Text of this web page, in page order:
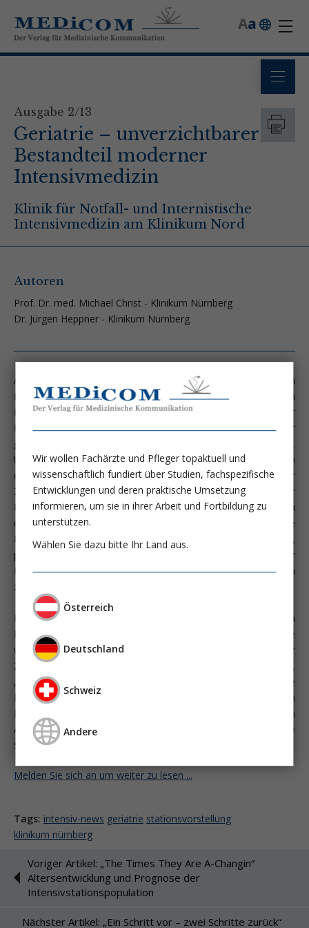
a
A
Ausgabe 2/13
Geriatrie – unverzichtbarer
Bestandteil moderner
Intensivmedizin
Klinik für Notfall- und Internistische
Intensivmedizin am Klinikum Nord
Autoren
Prof. Dr. med. Michael Christ - Klinikum Nürnberg
Dr. Jürgen Heppner - Klinikum Nürnberg
Als fester Bestandteil der Medizinischen Klinik 2 am Klinikum
Nürnberg war die Intensivstation mit 10 internistischen
Behandlungsplätzen lange Zeit wohl ein Unikat in der
Krankenhauslandschaft. Die Behandlungseinheit war der
geriatrischen Klinik und dem assoziierten Lehrstuhl zugeordnet.
Und damit waren nicht nur die Patienten speziell, sondern auch
ein wenig die Mitarbeiter, die schon sehr früh die Zeichen der
Zeit erkannten und sich auf die Versorgung geriatrischer
Patienten ausgerichtet haben. Bedingt durch den
demographischen Wandel war es nötig, auf die
Patientenbedürfnisse zu reagieren und die Notfallstrukturen,
präklinisch wie klinisch, in der Versorgung geriatrischer
Patienten zu unterstützen und so hat die Intensivstation
zunehmend einen geriatrischen Schwerpunkt entwickelt.
Neben den gängigen modernen intensivmedizinischen
Behandlungsverfahren wird auch geriatrische Expertise
vorgehalten. Viele Mitarbeiter der Station verfügen über
Zusatzweiterbildungen wie „Der alte Mensch im Krankenhaus“,
„Demenz im Krankenhaus“ oder andere geriatrietypische
Belange und setzen diese spezifischen Aspekte in der täglichen
Patientenversorgung um. „Die Arbeit mit alten Menschen in
Akutsituationen macht unheimlich viel Freude...!“ so die
Stimmen von Mitarbeitern.
Melden Sie sich an um weiter zu lesen ...
Tags: intensiv-news geriatrie stationsvorstellung
klinikum nürnberg
Voriger Artikel: „The Times They Are A-Changin“
Altersentwicklung und Prognose der
Intensivstationspopulation
Nächster Artikel: „Ein Schritt vor – zwei Schritte zurück“
Wir wollen Fachärzte und Pfleger topaktuell und
wissenschaftlich fundiert über Studien, fachspezifische
Entwicklungen und deren praktische Umsetzung
informieren, um sie in ihrer Arbeit und Fortbildung zu
unterstützen.
Wählen Sie dazu bitte Ihr Land aus.
Österreich
Deutschland
Schweiz
Andere